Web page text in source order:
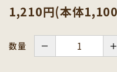
1,210円(本体
数量 － ＋